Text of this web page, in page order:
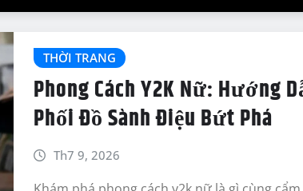
THỜI TRANG
Phong Cách Y2K Nữ: Hướng
Phối Đồ Sành Điệu Bứt Phá
Th7 9, 2026